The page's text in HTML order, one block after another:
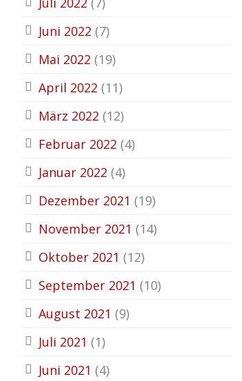
Juni 2022 (7)
Mai 2022 (19)
April 2022 (11)
März 2022 (12)
Februar 2022 (4)
Januar 2022 (4)
Dezember 2021 (19)
November 2021 (14)
Oktober 2021 (12)
September 2021 (10)
August 2021 (9)
Juli 2021 (1)
Juni 2021 (4)